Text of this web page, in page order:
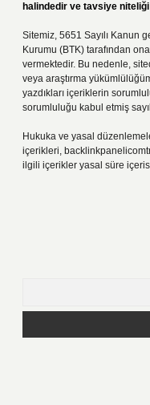
halindedir ve tavsiye niteliği
Sitemiz, 5651 Sayılı Kanun
Kurumu (BTK) tarafından
vermektedir. Bu nedenle,
veya araştırma
yazdıkları içeriklerin
sorumluluğu kabul etmiş
Hukuka ve yasal
içerikleri,
ilgili içerikler yasal süre